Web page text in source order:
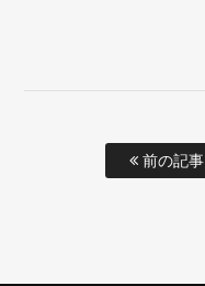
前の記事